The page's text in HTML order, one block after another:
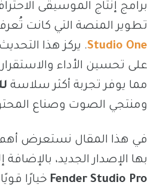
برامج إنتاج الموسيقى
تطوير المنصة التي كانت
Studio One. يركز هذا
على تحسين الأداء
مما يوفر تجربة أكثر سلاسة
ومنتجي الصوت وصناع
في هذا المقال نستعرض أهم
بها الإصدار الجديد، بالإضافة
Fender Studio Pro خيارًا